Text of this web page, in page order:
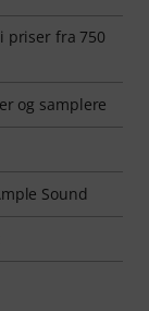
priser fra 750
og samplere
Sound